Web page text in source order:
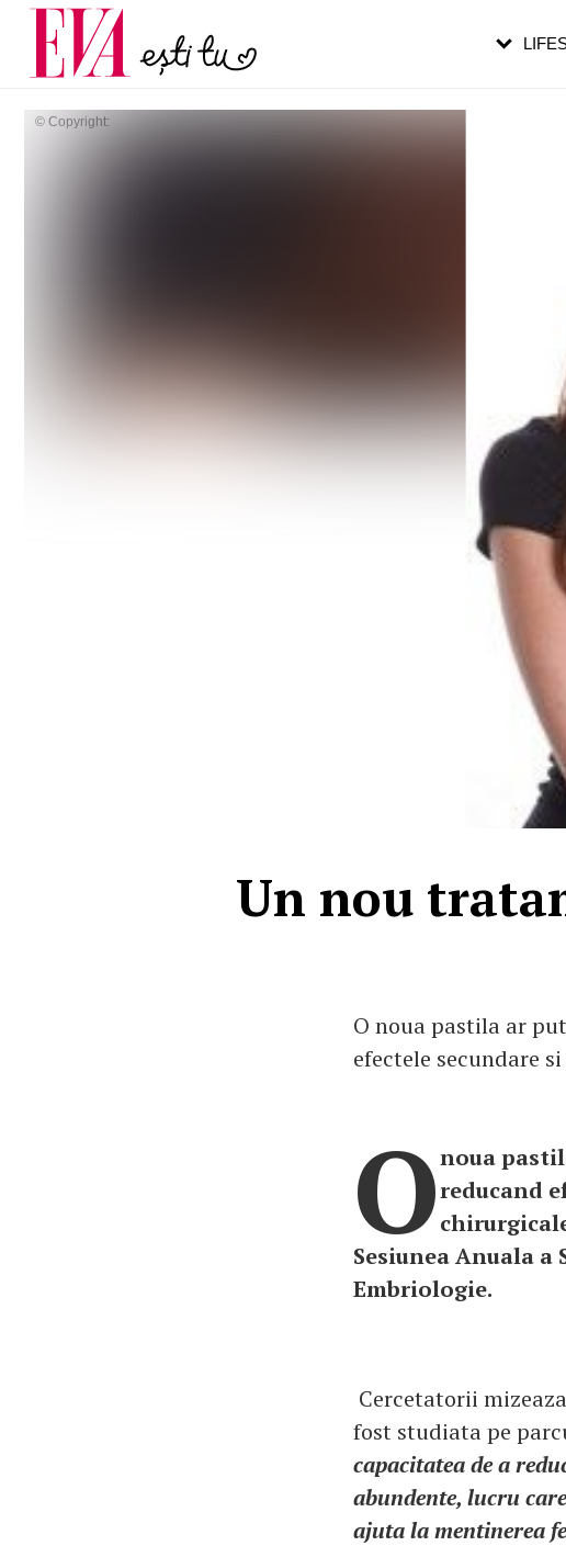
© Copyright:
Un nou
O noua pastila ar
efectele secundare
Onoua
reducand
Sesiunea Anuala a
Embriologie.
Cercetatorii
fost studiata pe
capacitatea de a
abundente, lucru
ajuta la mentinerea
Carieră
Actualitate
pe măsură ce înaintezi în